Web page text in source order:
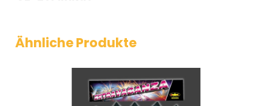
Ähnliche Produkte